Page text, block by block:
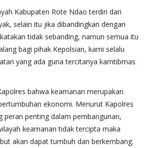
Kabupaten Rote Ndao terdiri dari
selain itu jika dibandingkan dengan
tidak sebanding, namun semua itu
bagi pihak Kepolsian, kami selalu
yang ada guna tercitanya kamtibmas
bahwa keamanan merupakan
ekonomi. Menurut Kapolres
peran penting dalam pembangunan,
keamanan tidak tercipta maka
akan dapat tumbuh dan berkembang.